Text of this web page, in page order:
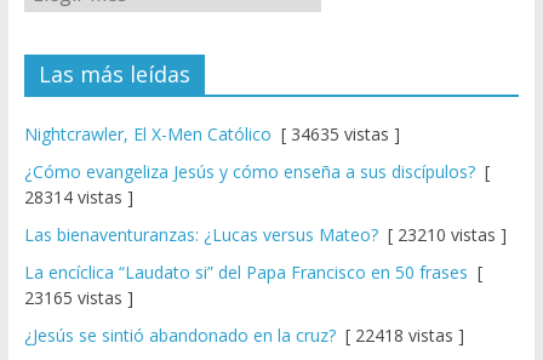
Las más leídas
Nightcrawler, El X-Men Católico [ 34635 vistas ]
¿Cómo evangeliza Jesús y cómo enseña a sus discípulos?[
28314 vistas ]
Las bienaventuranzas: ¿Lucas versus Mateo?[ 23210 vistas ]
La encíclica “Laudato si” del Papa Francisco en 50 frases [
23165 vistas ]
¿Jesús se sintió abandonado en la cruz?[ 22418 vistas ]